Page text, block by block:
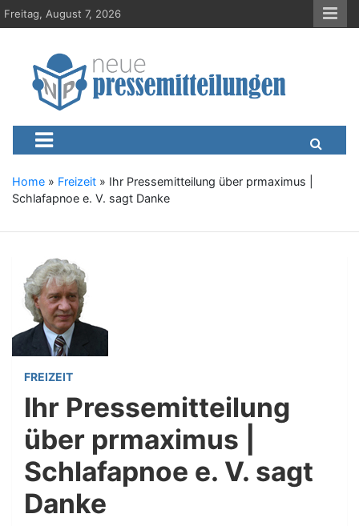
S
k
Freitag, August 7, 2026
Neue-
Presseportal, Nachrichten, News, Meldungen, Wirtschaft
Home » Freizeit » Ihr Pressemitteilung über prmaximus |
Schlafapnoe e. V. sagt Danke
FREIZEIT
Ihr Pressemitteilung
über prmaximus |
Schlafapnoe e. V. sagt
Danke